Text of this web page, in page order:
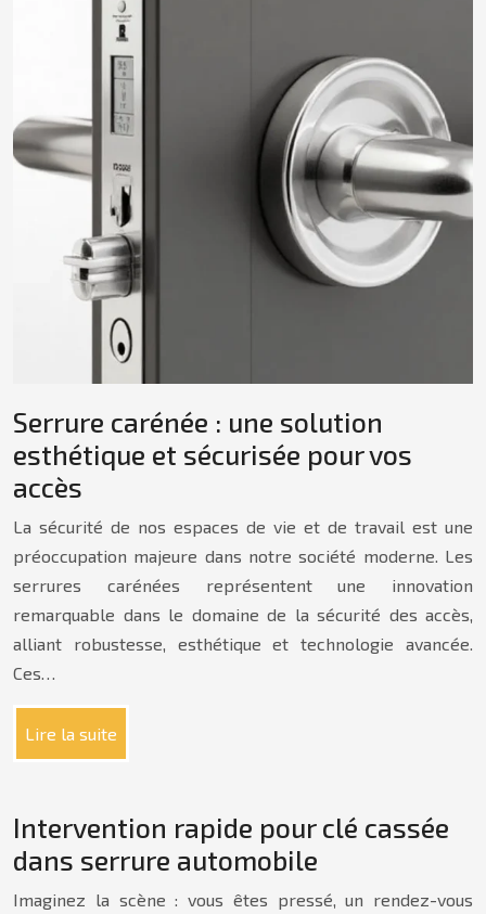
Serrure carénée : une solution
esthétique et sécurisée pour vos
accès
La sécurité de nos espaces de vie et de travail est une
préoccupation majeure dans notre société moderne. Les
serrures carénées représentent une innovation
remarquable dans le domaine de la sécurité des accès,
alliant robustesse, esthétique et technologie avancée.
Ces…
Lire la suite
Intervention rapide pour clé cassée
dans serrure automobile
Imaginez la scène : vous êtes pressé, un rendez-vous